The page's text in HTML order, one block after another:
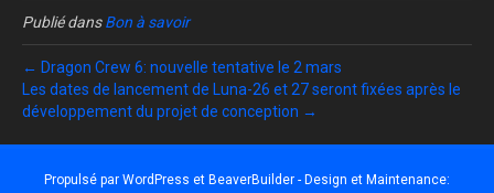
Publié dansBon à savoir
← Dragon Crew 6: nouvelle tentative le 2 mars
Les dates de lancement de Luna-26 et 27 seront fixées après le
développement du projet de conception →
Propulsé par WordPress et BeaverBuilder - Design et Maintenance: